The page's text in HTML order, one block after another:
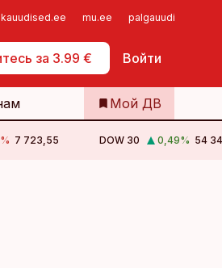
mu.ee palgauudised.ee
за 3.99 € Войти
Самообслуживание
Мой ДВ
% 7 723,55 DOW 30 0,49% 54